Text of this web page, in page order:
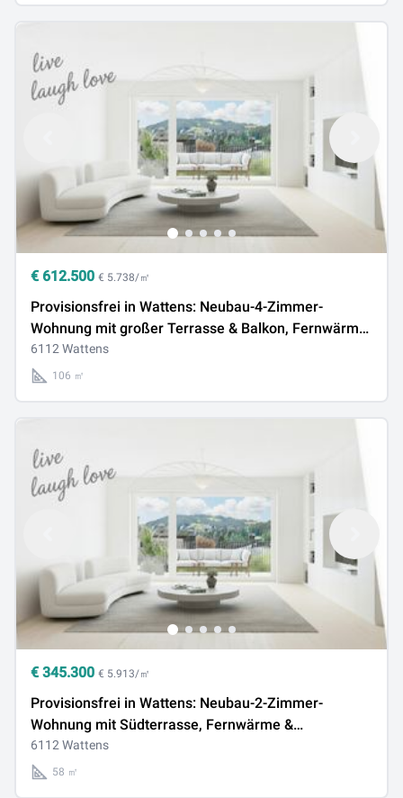
€ 612.500 € 5.738/㎡
Provisionsfrei in Wattens: Neubau-4-Zimmer-
Wohnung mit großer Terrasse & Balkon, Fernwärme
& Solaranlage
6112 Wattens
106 ㎡
€ 345.300 € 5.913/㎡
Provisionsfrei in Wattens: Neubau-2-Zimmer-
Wohnung mit Südterrasse, Fernwärme &
Solaranlage
6112 Wattens
58 ㎡